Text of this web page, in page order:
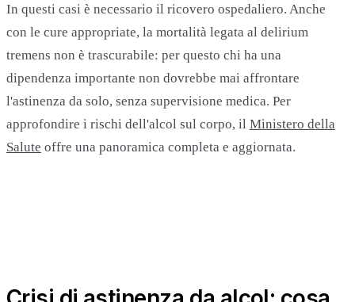
In questi casi è necessario il ricovero ospedaliero. Anche
con le cure appropriate, la mortalità legata al delirium
tremens non è trascurabile: per questo chi ha una
dipendenza importante non dovrebbe mai affrontare
l'astinenza da solo, senza supervisione medica. Per
approfondire i rischi dell'alcol sul corpo, il Ministero della
Salute offre una panoramica completa e aggiornata.